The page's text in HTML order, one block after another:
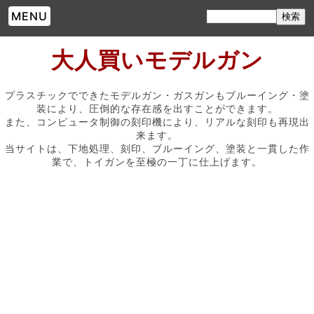
MENU
大人買いモデルガン
プラスチックでできたモデルガン・ガスガンもブルーイング・塗
装により、圧倒的な存在感を出すことができます。
また、コンピュータ制御の刻印機により、リアルな刻印も再現出
来ます。
当サイトは、下地処理、刻印、ブルーイング、塗装と一貫した作
業で、トイガンを至極の一丁に仕上げます。